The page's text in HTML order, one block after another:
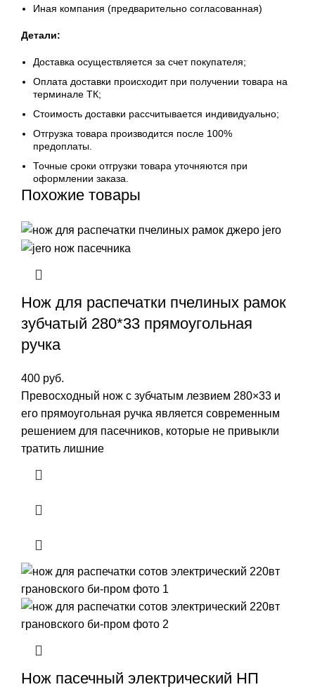
Иная компания (предварительно согласованная)
Детали:
Доставка осуществляется за счет покупателя;
Оплата доставки происходит при получении товара на
терминале ТК;
Стоимость доставки рассчитывается индивидуально;
Отгрузка товара производится после 100%
предоплаты.
Точные сроки отгрузки товара уточняются при
оформлении заказа.
Похожие товары
Нож для распечатки пчелиных рамок
зубчатый 280*33 прямоугольная
ручка
400 руб.
Превосходный нож с зубчатым лезвием 280×33 и
его прямоугольная ручка является современным
решением для пасечников, которые не привыкли
тратить лишние
Нож пасечный электрический НП